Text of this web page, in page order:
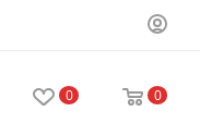
0 0